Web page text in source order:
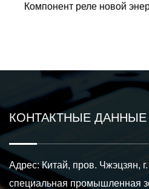
Компонент реле
КОНТАКТНЫЕ ДАННЫЕ
Адрес: Китай, пров. Чжэцзян,
специальная промышленная